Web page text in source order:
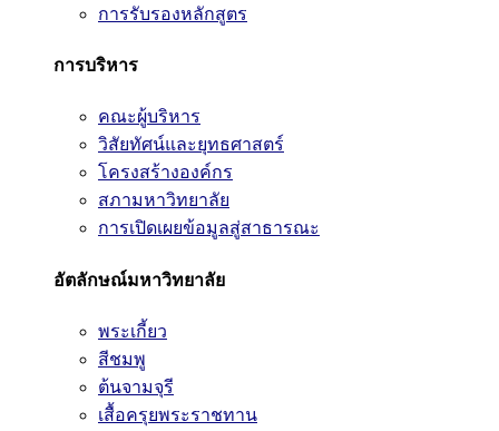
การรับรองหลักสูตร
การบริหาร
คณะผู้บริหาร
วิสัยทัศน์และยุทธศาสตร์
โครงสร้างองค์กร
สภามหาวิทยาลัย
การเปิดเผยข้อมูลสู่สาธารณะ
อัตลักษณ์มหาวิทยาลัย
พระเกี้ยว
สีชมพู
ต้นจามจุรี
เสื้อครุยพระราชทาน